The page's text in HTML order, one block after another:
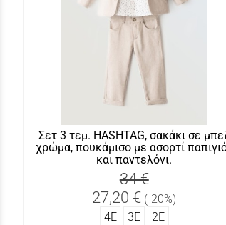
Σετ 3 τεμ. HASHTAG, σακάκι σε
χρώμα, πουκάμισο με ασορτί
και παντελόνι.
34 €
27,20 € (-20%)
4Ε
3Ε 2Ε